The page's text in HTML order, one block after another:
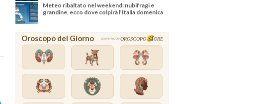
Meteo ribaltato nel weekend: nubifragi e
grandine, ecco dove colpirà l’Italia domenica
Oroscopo del Giorno powered byOROSCOPO ORE